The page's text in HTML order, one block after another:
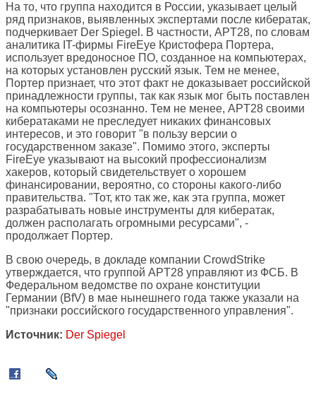
На то, что группа находится в России, указывает целый
ряд признаков, выявленных экспертами после кибератак,
подчеркивает Der Spiegel. В частности, APT28, по словам
аналитика IT-фирмы FireEye Кристофера Портера,
использует вредоносное ПО, созданное на компьютерах,
на которых установлен русский язык. Тем не менее,
Портер признает, что этот факт не доказывает российской
принадлежности группы, так как язык мог быть поставлен
на компьютеры осознанно. Тем не менее, APT28 своими
кибератаками не преследует никаких финансовых
интересов, и это говорит "в пользу версии о
государственном заказе". Помимо этого, эксперты
FireEye указывают на высокий профессионализм
хакеров, который свидетельствует о хорошем
финансировании, вероятно, со стороны какого-либо
правительства. "Тот, кто так же, как эта группа, может
разрабатывать новые инструменты для кибератак,
должен располагать огромными ресурсами", -
продолжает Портер.
В свою очередь, в докладе компании CrowdStrike
утверждается, что группой APT28 управляют из ФСБ. В
Федеральном ведомстве по охране конституции
Германии (BfV) в мае нынешнего года также указали на
"признаки российского государственного управления".
Источник: Der Spiegel